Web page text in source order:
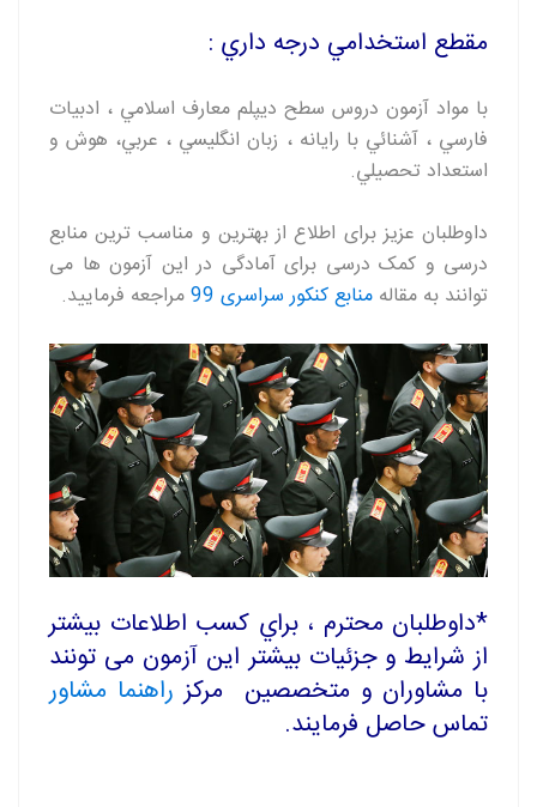
مقطع استخدامي درجه داري :
با مواد آزمون دروس سطح ديپلم معارف اسلامي ، ادبيات
فارسي ، آشنائي با رايانه ، زبان انگليسي ، عربي، هوش و
استعداد تحصيلي.
داوطلبان عزیز برای اطلاع از بهترین و مناسب ترین منابع
درسی و کمک درسی برای آمادگی در این آزمون ها می
توانند به مقاله منابع کنکور سراسری 99 مراجعه فرمایید.
*داوطلبان محترم ، براي کسب اطلاعات بيشتر
از شرایط و جزئیات بیشتر این آزمون می تونند
با مشاوران و متخصصین مرکز راهنما مشاور
تماس حاصل فرمایند.